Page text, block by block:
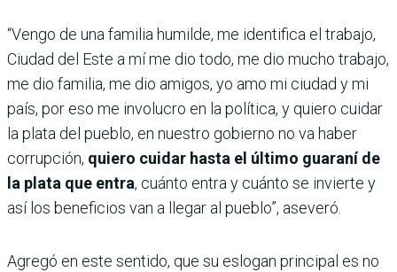
“Vengo de una familia humilde, me identifica el trabajo,
Ciudad del Este a mí me dio todo, me dio mucho trabajo,
me dio familia, me dio amigos, yo amo mi ciudad y mi
país, por eso me involucro en la política, y quiero cuidar
la plata del pueblo, en nuestro gobierno no va haber
corrupción, quiero cuidar hasta el último guaraní de
la plata que entra, cuánto entra y cuánto se invierte y
así los beneficios van a llegar al pueblo”, aseveró.
Agregó en este sentido, que su eslogan principal es no